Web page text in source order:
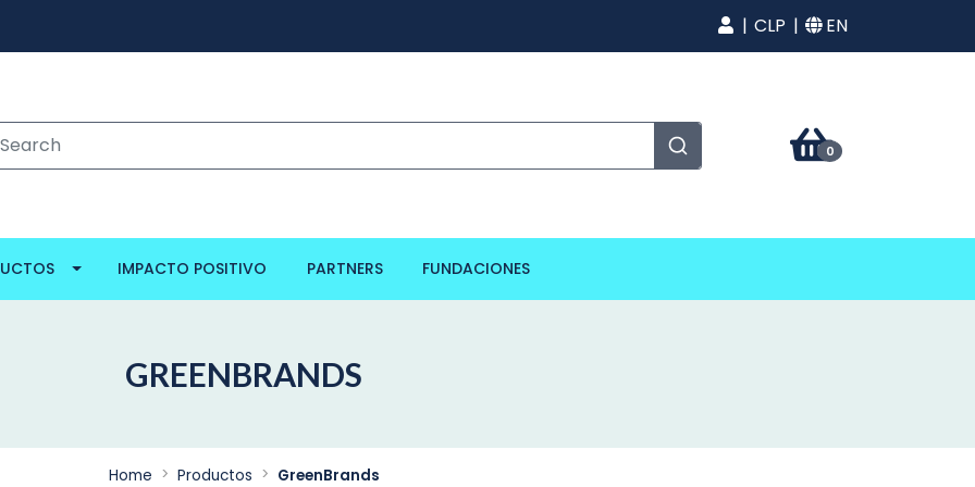
CLP EN
0
IMPACTO POSITIVO PARTNERS FUNDACIONES
GREENBRANDS
Home Productos GreenBrands